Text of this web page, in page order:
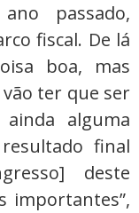
passado,
fiscal. De lá
boa, mas
ter que ser
alguma
final
deste
importantes”,